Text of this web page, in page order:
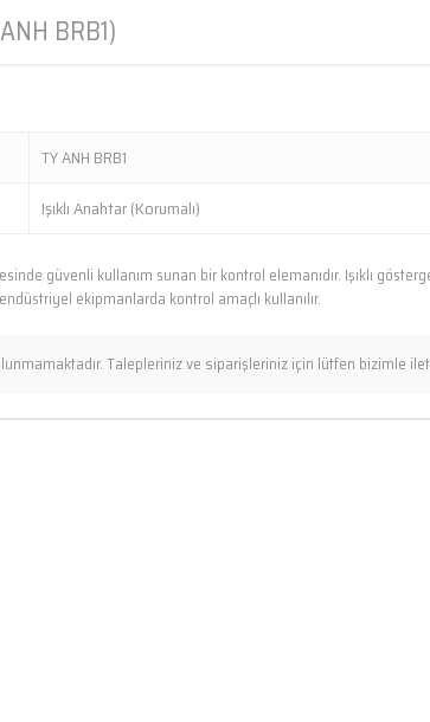
BRB1)
TY ANH BRB1
Işıklı Anahtar (Korumalı)
güvenli kullanım sunan bir kontrol elemanıdır. Işıklı
ekipmanlarda kontrol amaçlı kullanılır.
Talepleriniz ve siparişleriniz için lütfen bizimle